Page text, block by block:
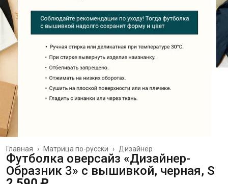
Дизайнер
Матрица по-русски ›
Главная ›
Футболка оверсайз «Дизайнер-
Образник 3» с вышивкой, черная, S